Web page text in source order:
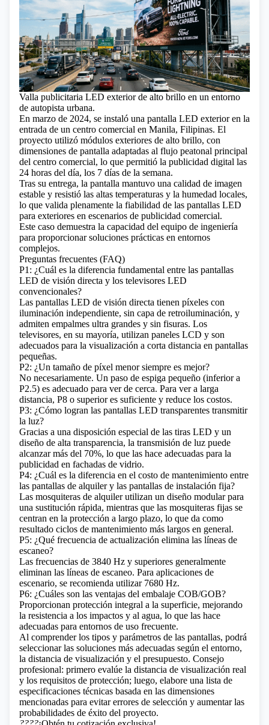
Valla publicitaria LED exterior de alto brillo en un entorno
de autopista urbana.
En marzo de 2024, se instaló una pantalla LED exterior en la
entrada de un centro comercial en Manila, Filipinas. El
proyecto utilizó módulos exteriores de alto brillo, con
dimensiones de pantalla adaptadas al flujo peatonal principal
del centro comercial, lo que permitió la publicidad digital las
24 horas del día, los 7 días de la semana.
Tras su entrega, la pantalla mantuvo una calidad de imagen
estable y resistió las altas temperaturas y la humedad locales,
lo que valida plenamente la fiabilidad de las pantallas LED
para exteriores en escenarios de publicidad comercial.
Este caso demuestra la capacidad del equipo de ingeniería
para proporcionar soluciones prácticas en entornos
complejos.
Preguntas frecuentes (FAQ)
P1: ¿Cuál es la diferencia fundamental entre las pantallas
LED de visión directa y los televisores LED
convencionales?
Las pantallas LED de visión directa tienen píxeles con
iluminación independiente, sin capa de retroiluminación, y
admiten empalmes ultra grandes y sin fisuras. Los
televisores, en su mayoría, utilizan paneles LCD y son
adecuados para la visualización a corta distancia en pantallas
pequeñas.
P2: ¿Un tamaño de píxel menor siempre es mejor?
No necesariamente. Un paso de espiga pequeño (inferior a
P2.5) es adecuado para ver de cerca. Para ver a larga
distancia, P8 o superior es suficiente y reduce los costos.
P3: ¿Cómo logran las pantallas LED transparentes transmitir
la luz?
Gracias a una disposición especial de las tiras LED y un
diseño de alta transparencia, la transmisión de luz puede
alcanzar más del 70%, lo que las hace adecuadas para la
publicidad en fachadas de vidrio.
P4: ¿Cuál es la diferencia en el costo de mantenimiento entre
las pantallas de alquiler y las pantallas de instalación fija?
Las mosquiteras de alquiler utilizan un diseño modular para
una sustitución rápida, mientras que las mosquiteras fijas se
centran en la protección a largo plazo, lo que da como
resultado ciclos de mantenimiento más largos en general.
P5: ¿Qué frecuencia de actualización elimina las líneas de
escaneo?
Las frecuencias de 3840 Hz y superiores generalmente
eliminan las líneas de escaneo. Para aplicaciones de
escenario, se recomienda utilizar 7680 Hz.
P6: ¿Cuáles son las ventajas del embalaje COB/GOB?
Proporcionan protección integral a la superficie, mejorando
la resistencia a los impactos y al agua, lo que las hace
adecuadas para entornos de uso frecuente.
Al comprender los tipos y parámetros de las pantallas, podrá
seleccionar las soluciones más adecuadas según el entorno,
la distancia de visualización y el presupuesto. Consejo
profesional: primero evalúe la distancia de visualización real
y los requisitos de protección; luego, elabore una lista de
especificaciones técnicas basada en las dimensiones
mencionadas para evitar errores de selección y aumentar las
probabilidades de éxito del proyecto.